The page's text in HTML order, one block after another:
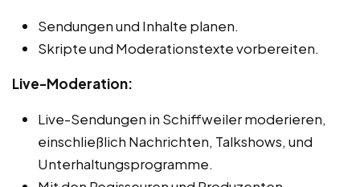
Sendungen und Inhalte planen.
Skripte und Moderationstexte vorbereiten.
Live-Moderation:
Live-Sendungen in Schiffweiler moderieren,
einschließlich Nachrichten, Talkshows, und
Unterhaltungsprogramme.